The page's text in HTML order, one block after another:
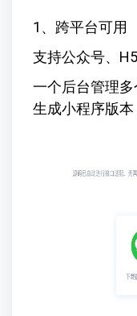
1、跨平台可用
支持公众号、
一个后台管理
生成小程序版本